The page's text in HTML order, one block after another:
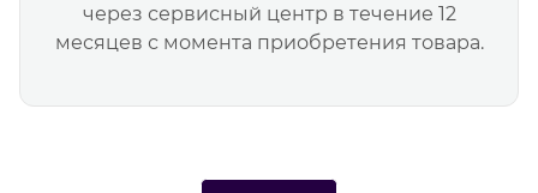
через сервисный центр в течение 12
месяцев с момента приобретения товара.